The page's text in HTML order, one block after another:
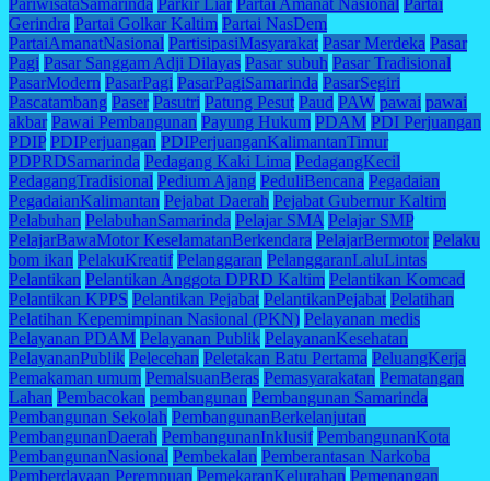
Gerindra Partai Golkar Kaltim Partai NasDem
PartaiAmanatNasional PartisipasiMasyarakat Pasar Merdeka Pasar
Pagi Pasar Sanggam Adji Dilayas Pasar subuh Pasar Tradisional
PasarModern PasarPagi PasarPagiSamarinda PasarSegiri
Pascatambang Paser Pasutri Patung Pesut Paud PAW pawai pawai
akbar Pawai Pembangunan Payung Hukum PDAM PDI Perjuangan
PDIP PDIPerjuangan PDIPerjuanganKalimantanTimur
PDPRDSamarinda Pedagang Kaki Lima PedagangKecil
PedagangTradisional Pedium Ajang PeduliBencana Pegadaian
PegadaianKalimantan Pejabat Daerah Pejabat Gubernur Kaltim
Pelabuhan PelabuhanSamarinda Pelajar SMA Pelajar SMP
PelajarBawaMotor KeselamatanBerkendara PelajarBermotor Pelaku
bom ikan PelakuKreatif Pelanggaran PelanggaranLaluLintas
Pelantikan Pelantikan Anggota DPRD Kaltim Pelantikan Komcad
Pelantikan KPPS Pelantikan Pejabat PelantikanPejabat Pelatihan
Pelatihan Kepemimpinan Nasional (PKN) Pelayanan medis
Pelayanan PDAM Pelayanan Publik PelayananKesehatan
PelayananPublik Pelecehan Peletakan Batu Pertama PeluangKerja
Pemakaman umum PemalsuanBeras Pemasyarakatan Pematangan
Lahan Pembacokan pembangunan Pembangunan Samarinda
Pembangunan Sekolah PembangunanBerkelanjutan
PembangunanDaerah PembangunanInklusif PembangunanKota
PembangunanNasional Pembekalan Pemberantasan Narkoba
Pemberdayaan Perempuan PemekaranKelurahan Pemenangan